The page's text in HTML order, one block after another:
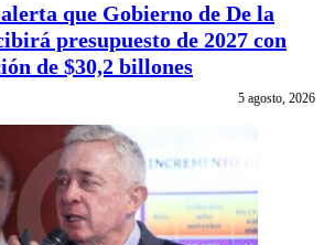
que Gobierno de De la
presupuesto de 2027 con
de $30,2 billones
5 agosto, 2026